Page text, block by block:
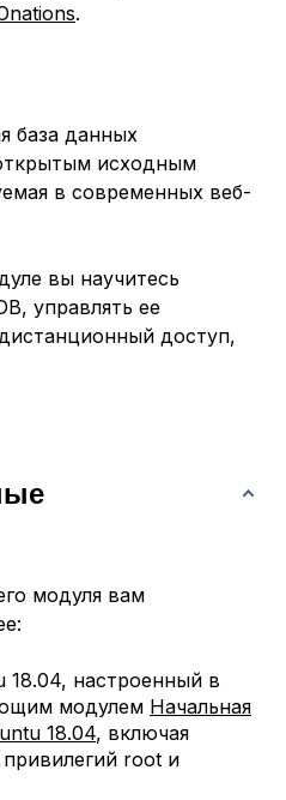
.
база данных
исходным
в современных веб-
вы научитесь
управлять ее
доступ,
модуля вам
настроенный в
модулем Начальная
18.04, включая
привилегий root и